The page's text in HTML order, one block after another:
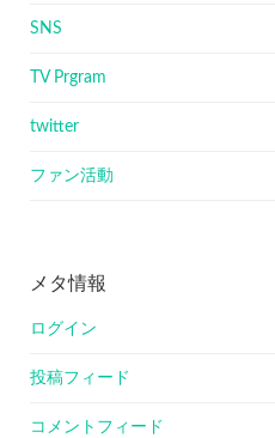
SNS
TV Prgram
twitter
ファン活動
メタ情報
ログイン
投稿フィード
コメントフィード